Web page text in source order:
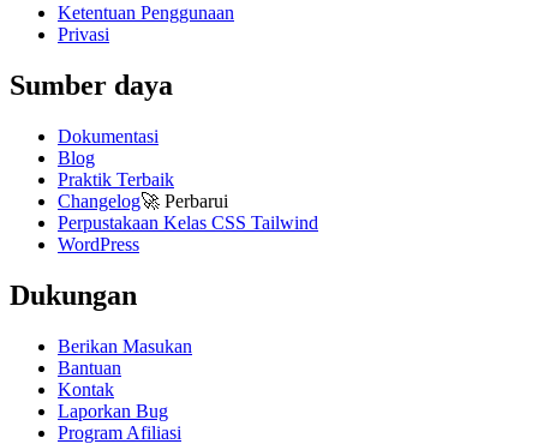
Ketentuan Penggunaan
Privasi
Sumber daya
Dokumentasi
Blog
Praktik Terbaik
Changelog🚀 Perbarui
Perpustakaan Kelas CSS Tailwind
WordPress
Dukungan
Berikan Masukan
Bantuan
Kontak
Laporkan Bug
Program Afiliasi